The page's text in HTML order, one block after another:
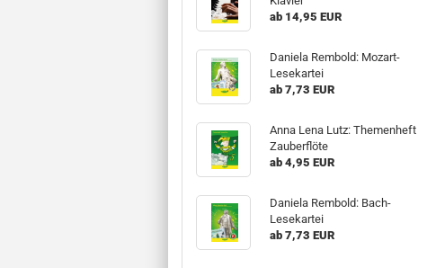
ab 14,95 EUR
Daniela Rembold: Mozart-
Lesekartei
ab 7,73 EUR
Anna Lena Lutz: Themenheft
Zauberflöte
ab 4,95 EUR
Daniela Rembold: Bach-
Lesekartei
ab 7,73 EUR